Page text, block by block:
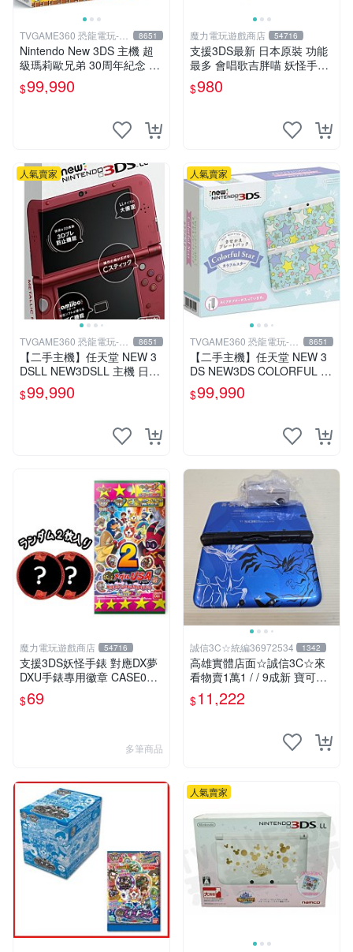
TVGAME360 恐龍電玩-台
中店
8651
Nintendo New 3DS 主機 超
級瑪莉歐兄弟 30周年紀念 日
規機 (附原廠充電器+保護貼)
【台中恐龍電玩】
$99,990
魔力電玩遊戲商店 54716
支援3DS最新 日本原裝 功能
最多 會唱歌吉胖喵 妖怪手錶
玩偶 五種發聲 可插徽章 對應
全系列硬幣【板橋魔力】
$980
人氣賣家
TVGAME360 恐龍電玩-台
中店
8651
【二手主機】任天堂 NEW 3
DSLL NEW3DSLL 主機 日文
版 日本機 金屬紅 附原廠充電
器【台中恐龍電玩】
$99,990
人氣賣家
TVGAME360 恐龍電玩-台
中店
8651
【二手主機】任天堂 NEW 3
DS NEW3DS COLORFUL S
TAR 日規機 七彩星星 限量版
附原廠充電器
$99,990
魔力電玩遊戲商店 54716
支援3DS妖怪手錶 對應DX夢
DXU手錶專用徽章 CASE02
美國妖怪徽章 我們美利堅肌
肉強壯男子 單包【板橋魔
$69
多筆商品
誠信3C☆統編36972534 1342
高雄實體店面☆誠信3C☆來
看物賣1萬1 / / 9成新 寶可夢
X/Y 限定版 無改機 任天堂 3D
S LL 日規主機 二手功能正常
$11,222
人氣賣家